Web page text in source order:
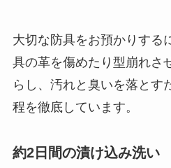
大切な防具をお預かりする
具の革を傷めたり型崩れさ
らし、汚れと臭いを落とす
程を徹底しています。
約2日間の漬け込み洗い